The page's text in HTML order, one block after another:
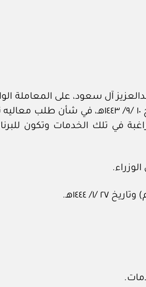
آل سعود، على المعاملة
برقم ٥٨١٢٢ وتاريخ ١٦ /٩/ ١٤٤٣هـ، المشتملة على خطاب معالي وزير المالية
في تلك الخدمات وتكون